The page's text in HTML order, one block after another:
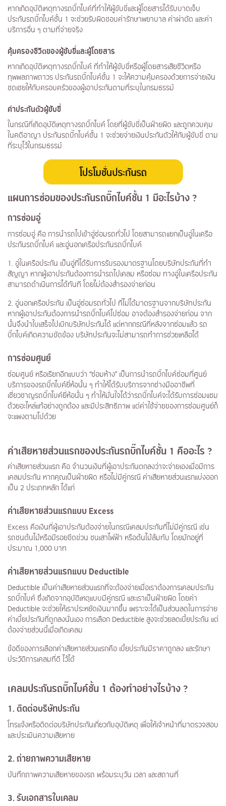
หากเกิดอุบัติเหตุทางรถบิ๊กไบค์ที่ทำให้ผู้ขับขี่และผู้โดยสารได้รับบาดเจ็บ
ประกันรถบิ๊กไบค์ชั้น 1 จะช่วยรับผิดชอบค่ารักษาพยาบาล ค่าผ่าตัด และค่า
บริการอื่น ๆ ตามที่จ่ายจริง
คุ้มครองชีวิตของผู้ขับขี่และผู้โดยสาร
หากเกิดอุบัติเหตุทางรถบิ๊กไบค์ ที่ทำให้ผู้ขับขี่หรือผู้โดยสารเสียชีวิตหรือ
ทุพพลภาพถาวร ประกันรถบิ๊กไบค์ชั้น 1 จะให้ความคุ้มครองด้วยการจ่ายเงิน
ชดเชยให้กับครอบครัวของผู้เอาประกันตามที่ระบุในกรมธรรม์
ค่าประกันตัวผู้ขับขี่
ในกรณีที่เกิดอุบัติเหตุทางรถบิ๊กไบค์ โดยที่ผู้ขับขี่เป็นฝ่ายผิด และถูกควบคุม
ในคดีอาญา ประกันรถบิ๊กไบค์ชั้น 1 จะช่วยจ่ายเงินประกันตัวให้กับผู้ขับขี่ ตาม
ที่ระบุไว้ในกรมธรรม์
แผนการซ่อมของประกันรถบิ๊กไบค์ชั้น 1 มีอะไรบ้าง?
การซ่อมอู่
การซ่อมอู่ คือ การนำรถไปเข้าอู่ซ่อมรถทั่วไป โดยสามารถแยกเป็นอู่ในเครือ
ประกันรถบิ๊กไบค์ และอู่นอกเครือประกันรถบิ๊กไบค์
1. อู่ในเครือประกัน เป็นอู่ที่ได้รับการรับรองมาตรฐานโดยบริษัทประกันที่ทำ
สัญญา หากผู้เอาประกันต้องการนำรถไปเคลม หรือซ่อม ทางอู่ในเครือประกัน
สามารถดำเนินการได้ทันที โดยไม่ต้องสำรองจ่ายก่อน
2. อู่นอกเครือประกัน เป็นอู่ซ่อมรถทั่วไป ที่ไม่ได้มาตรฐานจากบริษัทประกัน
หากผู้เอาประกันต้องการนำรถบิ๊กไบค์ไปซ่อม อาจต้องสำรองจ่ายก่อน จาก
นั้นจึงนำใบเสร็จไปเบิกบริษัทประกันได้ แต่หากกรณีที่หลังจากซ่อมแล้ว รถ
บิ๊กไบค์เกิดความขัดข้อง บริษัทประกันจะไม่สามารถทำการช่วยเหลือได้
การซ่อมศูนย์
ซ่อมศูนย์ หรือเรียกอีกแบบว่า “ซ่อมห้าง” เป็นการนำรถบิ๊กไบค์ซ่อมที่ศูนย์
บริการของรถบิ๊กไบค์ยี่ห้อนั้น ๆ ทำให้ได้รับบริการจากช่างมืออาชีพที่
เชี่ยวชาญรถบิ๊กไบค์ยี่ห้อนั้น ๆ ทำให้มั่นใจได้ว่ารถบิ๊กไบค์จะได้รับการซ่อมแซม
ด้วยอะไหล่แท้อย่างถูกต้อง และมีประสิทธิภาพ แต่ค่าใช้จ่ายของการซ่อมศูนย์ก็
จะแพงตามไปด้วย
ค่าเสียหายส่วนแรกของประกันรถบิ๊กไบค์ชั้น 1 คืออะไร ?
ค่าเสียหายส่วนแรก คือ จำนวนเงินที่ผู้เอาประกันตกลงว่าจะจ่ายเองเมื่อมีการ
เคลมประกัน หากคุณเป็นฝ่ายผิด หรือไม่มีคู่กรณี ค่าเสียหายส่วนแรกแบ่งออก
เป็น 2 ประเภทหลัก ได้แก่
ค่าเสียหายส่วนแรกแบบ Excess
Excess คือเงินที่ผู้เอาประกันต้องจ่ายในกรณีเคลมประกันที่ไม่มีคู่กรณี เช่น
รถชนต้นไม้หรือมีรอยขีดข่วน ชนเสาไฟฟ้า หรือต้นไม้ล้มทับ โดยมักอยู่ที่
ประมาณ 1,000 บาท
ค่าเสียหายส่วนแรกแบบ Deductible
Deductible เป็นค่าเสียหายส่วนแรกที่จะต้องจ่ายเมื่อเราต้องการเคลมประกัน
รถบิ๊กไบค์ ซึ่งเกิดจากอุบัติเหตุแบบมีคู่กรณี และเราเป็นฝ่ายผิด โดยค่า
Deductible จะช่วยให้เราประหยัดเงินมากขึ้น เพราะจะได้เป็นส่วนลดในการจ่าย
ค่าเบี้ยประกันที่ถูกลงนั่นเอง การเลือก Deductible สูงจะช่วยลดเบี้ยประกัน แต่
ต้องจ่ายส่วนนี้เมื่อเกิดเคลม
ข้อดีของการเลือกค่าเสียหายส่วนแรกคือ เบี้ยประกันมีราคาถูกลง และรักษา
ประวัติการเคลมที่ดี ไว้ได้
เคลมประกันรถบิ๊กไบค์ชั้น 1 ต้องทำอย่างไรบ้าง?
1.ติดต่อบริษัทประกัน
โทรแจ้งหรือติดต่อบริษัทประกันเกี่ยวกับอุบัติเหตุ เพื่อให้เจ้าหน้าที่มาตรวจสอบ
และประเมินความเสียหาย
2.ถ่ายภาพความเสียหาย
บันทึกภาพความเสียหายของรถ พร้อมระบุวัน เวลา และสถานที่
3.รับเอกสารใบเคลม